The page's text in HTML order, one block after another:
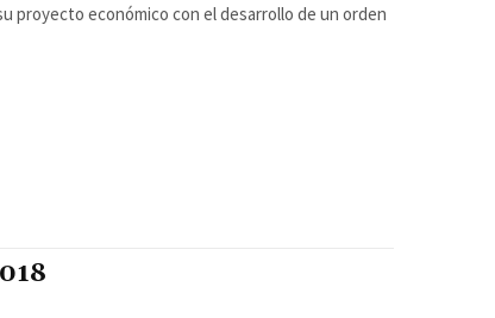
proyecto económico con el desarrollo de un orden